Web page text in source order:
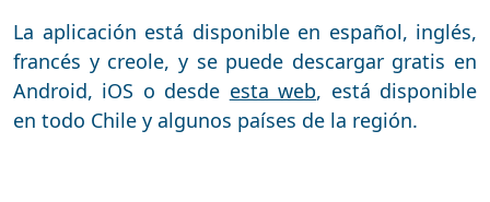
La aplicación está disponible en español, inglés,
francés y creole, y se puede descargar gratis en
Android, iOS o desde esta web, está disponible
en todo Chile y algunos países de la región.